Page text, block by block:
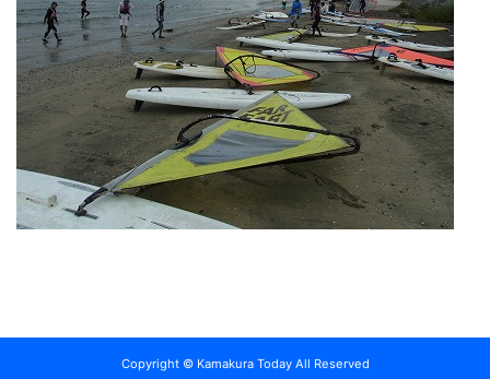
Copyright © Kamakura Today All Reserved